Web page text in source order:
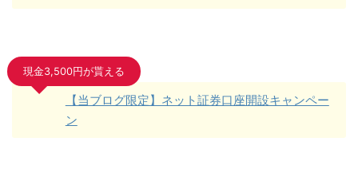
現金3,500円が貰える
【当ブログ限定】ネット証券口座開設キャンペー
ン